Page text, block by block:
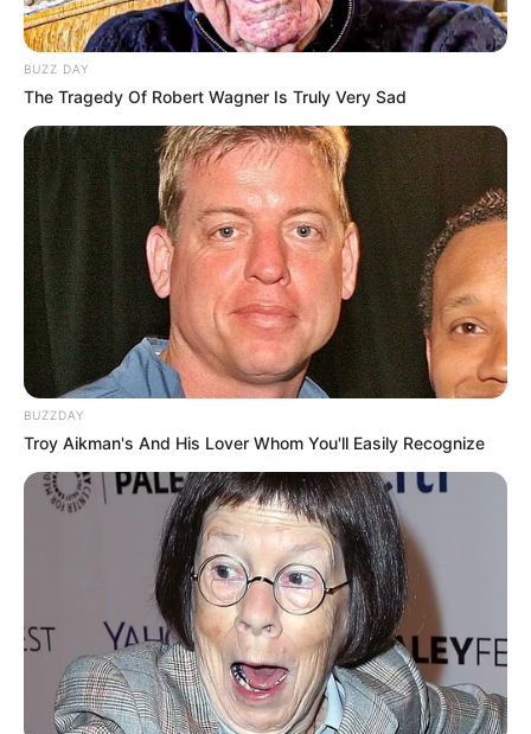
BUZZ DAY
The Tragedy Of Robert Wagner Is Truly Very Sad
BUZZDAY
Troy Aikman's And His Lover Whom You'll Easily Recognize